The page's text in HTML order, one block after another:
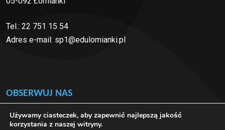
Tel.: 22 751 15 54
Adres e-mail: sp1@edulomianki.pl
OBSERWUJ NAS
Używamy ciasteczek, aby zapewnić najlepszą jakość
korzystania z naszej witryny.